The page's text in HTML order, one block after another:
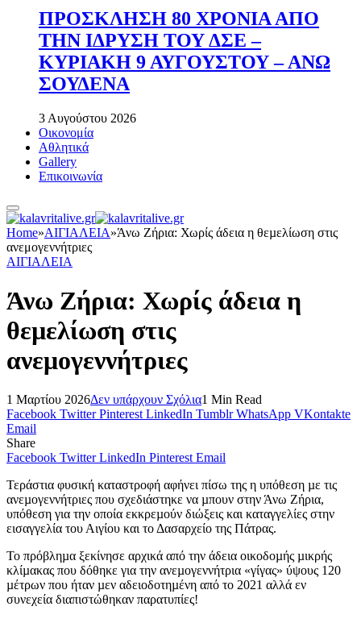
ΠΡΟΣΚΛΗΣΗ 80 ΧΡΟΝΙΑ ΑΠΟ
ΤΗΝ ΙΔΡΥΣΗ ΤΟΥ ΔΣΕ –
ΚΥΡΙΑΚΗ 9 ΑΥΓΟΥΣΤΟΥ – ΑΝΩ
ΣΟΥΔΕΝΑ
3 Αυγούστου 2026
Οικονομία
Αθλητικά
Gallery
Επικοινωνία
Home»ΑΙΓΙΑΛΕΙΑ»Άνω Ζήρια: Χωρίς άδεια η θεµελίωση στις
ανεμογεννήτριες
ΑΙΓΙΑΛΕΙΑ
Άνω Ζήρια: Χωρίς άδεια η
θεµελίωση στις
ανεμογεννήτριες
1 Μαρτίου 2026Δεν υπάρχουν Σχόλια1 Min Read
Facebook Twitter Pinterest LinkedIn Tumblr WhatsApp VKontakte
Email
Share
Facebook Twitter LinkedIn Pinterest Email
Τεράστια φυσική καταστροφή αφήνει πίσω της η υπόθεση µε τις
ανεµογεννήτριες που σχεδιάστηκε να µπουν στην Άνω Ζήρια,
υπόθεση για την οποία εκκρεµούν διώξεις και καταγγελίες στην
εισαγγελία του Αιγίου και το Δασαρχείο της Πάτρας.
Το πρόβληµα ξεκίνησε αρχικά από την άδεια οικοδοµής µικρής
κλίµακας που δόθηκε για την ανεµογεννήτρια «γίγας» ύψους 120
µέτρων που ήταν µεν αδειοδοτηµένη από το 2021 αλλά εν
συνεχεία διαπιστώθηκαν παρατυπίες!